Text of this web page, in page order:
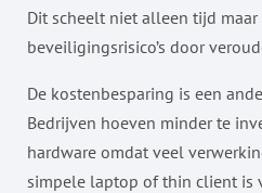
Dit scheelt niet alleen tijd
beveiligingsrisico’s door
De kostenbesparing is een
Bedrijven hoeven minder te
hardware omdat veel
simpele laptop of thin client is